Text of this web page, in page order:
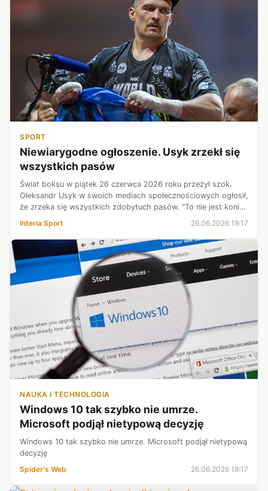
SPORT
Niewiarygodne ogłoszenie. Usyk zrzekł się
wszystkich pasów
Świat boksu w piątek 26 czerwca 2026 roku przeżył szok.
Ołeksandr Usyk w swoich mediach społecznościowych ogłosił,
że zrzeka się wszystkich zdobytuch pasów. "To nie jest koniec
historii" - przekazał tajemniczo.
Interia Sport 26.06.2026 19:17
NAUKA I TECHNOLOGIA
Windows 10 tak szybko nie umrze.
Microsoft podjął nietypową decyzję
Windows 10 tak szybko nie umrze. Microsoft podjął nietypową
decyzję
Spider's Web
26.06.2026 19:17